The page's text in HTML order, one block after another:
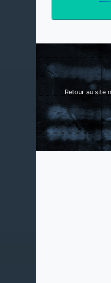
Retour au site